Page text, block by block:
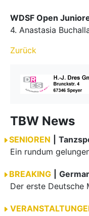
WDSF Open
4. Anastasia
Zurück
TBW News
SENIOREN
BREAKING